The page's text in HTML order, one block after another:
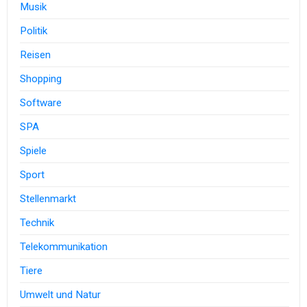
Musik
Politik
Reisen
Shopping
Software
SPA
Spiele
Sport
Stellenmarkt
Technik
Telekommunikation
Tiere
Umwelt und Natur